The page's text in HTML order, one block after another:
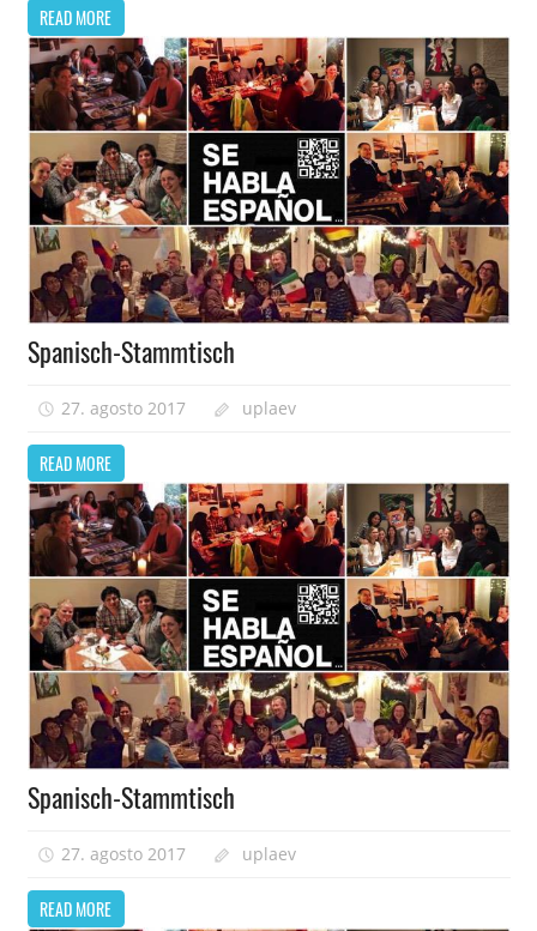
READ MORE
Spanisch-Stammtisch
27. agosto 2017 uplaev
READ MORE
Spanisch-Stammtisch
27. agosto 2017 uplaev
READ MORE